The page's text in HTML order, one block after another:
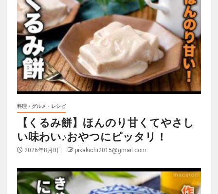
料理・グルメ・レシピ
【くるみ餅】ほんのり甘くてやさし
い味わい♪おやつにピッタリ！
2026年8月8日 pikakichi2015@gmail.com